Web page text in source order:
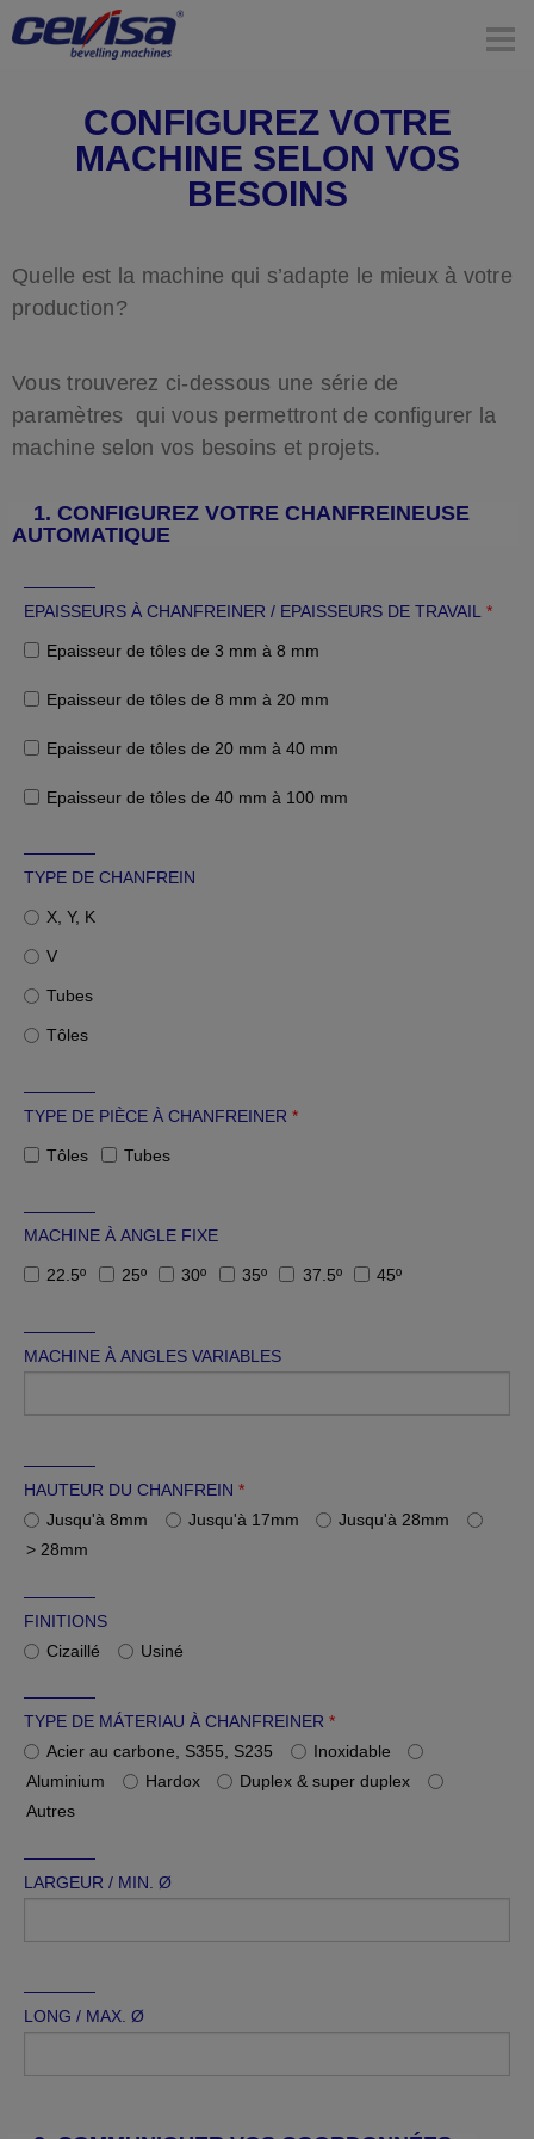
CONFIGUREZ VOTRE
MACHINE SELON VOS
BESOINS
Quelle est la machine qui s’adapte le mieux à votre
production?
Vous trouverez ci-dessous une série de
paramètres qui vous permettront de configurer la
machine selon vos besoins et projets.
1. CONFIGUREZ VOTRE CHANFREINEUSE
AUTOMATIQUE
EPAISSEURS À CHANFREINER / EPAISSEURS DE TRAVAIL *
Epaisseur de tôles de 3 mm à 8 mm
Epaisseur de tôles de 8 mm à 20 mm
Epaisseur de tôles de 20 mm à 40 mm
Epaisseur de tôles de 40 mm à 100 mm
TYPE DE CHANFREIN
X, Y, K
V
Tubes
Tôles
TYPE DE PIÈCE À CHANFREINER *
Tôles Tubes
MACHINE À ANGLE FIXE
22.5º 25º 30º 35º 37.5º 45º
MACHINE À ANGLES VARIABLES
HAUTEUR DU CHANFREIN *
Jusqu'à 8mm
Jusqu'à 17mm
Jusqu'à 28mm
> 28mm
FINITIONS
Cizaillé
Usiné
TYPE DE MÁTERIAU À CHANFREINER *
Acier au carbone, S355, S235
Inoxidable
Aluminium
Hardox
Duplex & super duplex
Autres
LARGEUR / MIN. Ø
LONG / MAX. Ø